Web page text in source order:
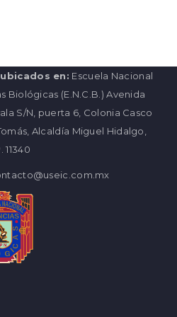
en: Escuela Nacional
Biológicas (E.N.C.B.) Avenida
S/N, puerta 6, Colonia Casco
Alcaldía Miguel Hidalgo,
11340